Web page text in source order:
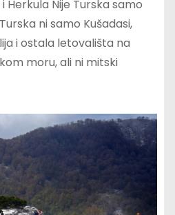
Herkula Nije Turska samo
ni samo Kušadasi,
i ostala letovališta na
moru, ali ni mitski